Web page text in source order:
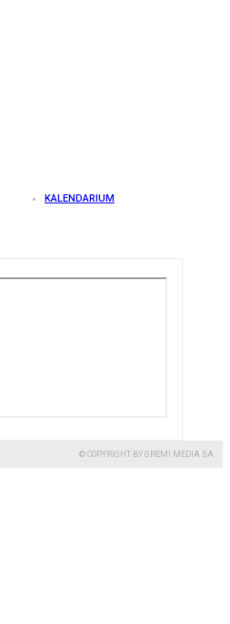
KALENDARIUM
© COPYRIGHT BY GREMI MEDIA SA